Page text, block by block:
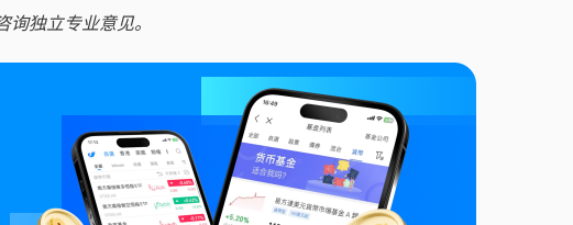
独立专业意见。